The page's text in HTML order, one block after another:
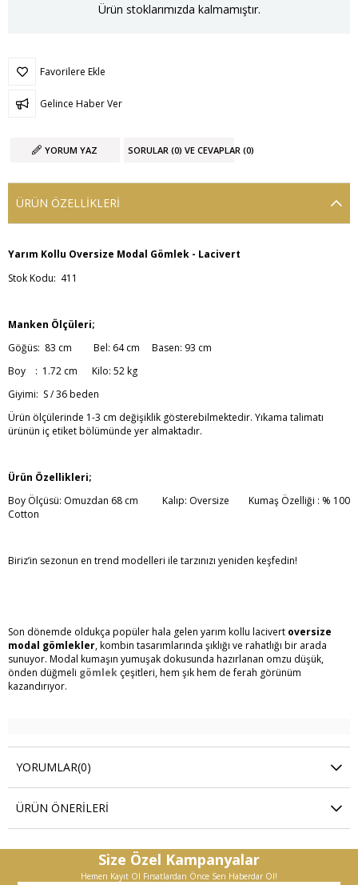
Ürün stoklarımızda kalmamıştır.
Favorilere Ekle
Gelince Haber Ver
YORUM YAZ SORULAR (0) VE CEVAPLAR (0)
ÜRÜN ÖZELLIKLERI
Yarım Kollu Oversize Modal Gömlek - Lacivert
Stok Kodu: 411
Manken Ölçüleri;
Göğüs: 83 cm Bel: 64 cm Basen: 93 cm
Boy : 1.72 cm Kilo: 52 kg
Giyimi: S / 36 beden
Ürün ölçülerinde 1-3 cm değişiklik gösterebilmektedir. Yıkama talimatı
ürünün iç etiket bölümünde yer almaktadır.
Ürün Özellikleri;
Boy Ölçüsü: Omuzdan 68 cm Kalıp: Oversize Kumaş Özelliği : % 100
Cotton
Biriz’in sezonun en trend modelleri ile tarzınızı yeniden keşfedin!
Son dönemde oldukça popüler hala gelen yarım kollu lacivert oversize
modal gömlekler, kombin tasarımlarında şıklığı ve rahatlığı bir arada
sunuyor. Modal kumaşın yumuşak dokusunda hazırlanan omzu düşük,
önden düğmeli gömlek çeşitleri, hem şık hem de ferah görünüm
kazandırıyor.
YORUMLAR(0)
ÜRÜN ÖNERILERI
Size Özel Kampanyalar
Hemen Kayıt Ol Fırsatlardan Önce Sen Haberdar Ol!